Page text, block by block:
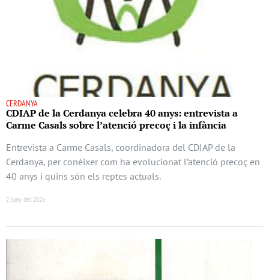
CERDANYA
CDIAP de la Cerdanya celebra 40 anys: entrevista a
Carme Casals sobre l’atenció precoç i la infància
Entrevista a Carme Casals, coordinadora del CDIAP de la
Cerdanya, per conèixer com ha evolucionat l’atenció precoç en
40 anys i quins són els reptes actuals.
2 juny del 2026